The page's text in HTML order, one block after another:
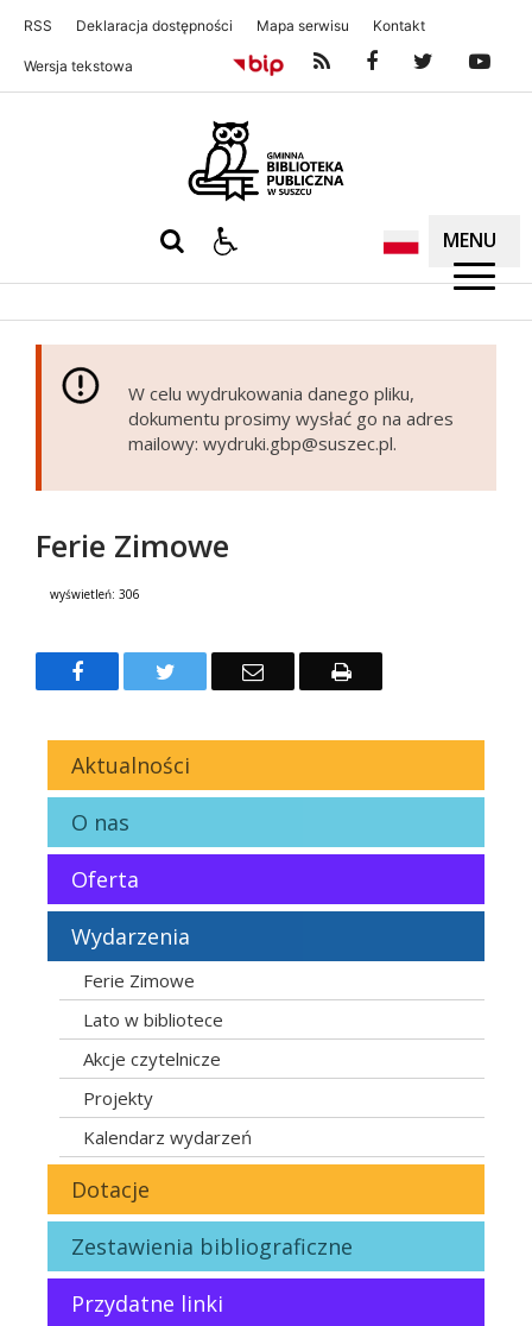
RSS Deklaracja dostępności Mapa serwisu Kontakt
Wersja tekstowa
MENU
W celu wydrukowania danego pliku,
dokumentu prosimy wysłać go na adres
mailowy: wydruki.gbp@suszec.pl.
Ferie Zimowe
wyświetleń: 306
FacebookTwitter Email Drukuj
Aktualności
O nas
Oferta
Wydarzenia
Ferie Zimowe
Lato w bibliotece
Akcje czytelnicze
Projekty
Kalendarz wydarzeń
Dotacje
Zestawienia bibliograficzne
Przydatne linki